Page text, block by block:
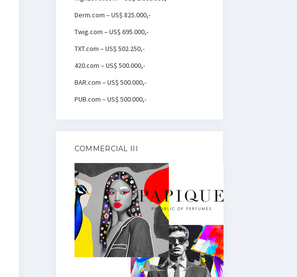
Derm.com – US$ 825.000,-
Twig.com – US$ 695.000,-
TXT.com – US$ 502.250,-
420.com – US$ 500.000,-
BAR.com – US$ 500.000,-
PUB.com – US$ 500.000,-
COMMERCIAL III